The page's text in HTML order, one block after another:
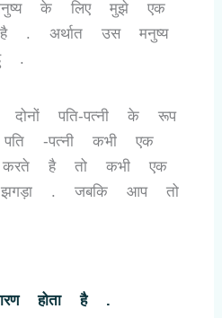
के लिए मुझे एक
है . अर्थात उस मनुष्य
.
पति-पत्नी के रूप
-पत्नी कभी एक
है तो कभी एक
. जबकि आप तो
होता है .